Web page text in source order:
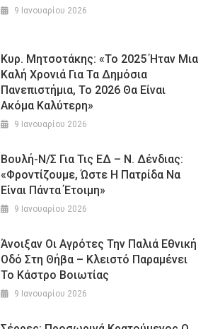
9 Ιανουαρίου 2026
Κυρ. Μητσοτάκης: «Το 2025 Ήταν Μια
Καλή Χρονιά Για Τα Δημόσια
Πανεπιστήμια, Το 2026 Θα Είναι
Ακόμα Καλύτερη»
9 Ιανουαρίου 2026
Βουλή-Ν/σ Για Τις ΕΔ – Ν. Δένδιας:
«Φροντίζουμε, Ώστε Η Πατρίδα Να
Είναι Πάντα Έτοιμη»
9 Ιανουαρίου 2026
Άνοιξαν Οι Αγρότες Την Παλιά Εθνική
Οδό Στη Θήβα – Κλειστό Παραμένει
Το Κάστρο Βοιωτίας
9 Ιανουαρίου 2026